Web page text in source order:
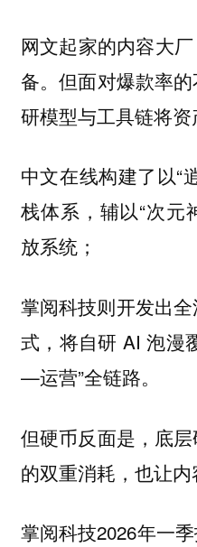
网文起家的内容大
备。但面对爆款率
研模型与工具链将资
中文在线构建了以“
栈体系，辅以“次元
放系统；
掌阅科技则开发出
式，将自研 AI 泡
—运营”全链路。
但硬币反面是，底
的双重消耗，也让内
掌阅科技2026年一